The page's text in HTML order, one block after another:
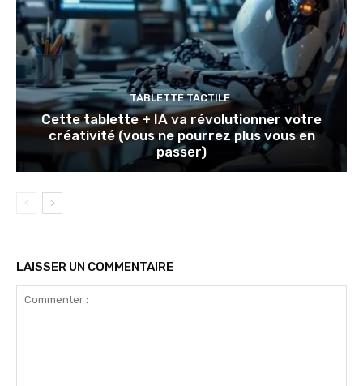
TABLETTE TACTILE
Cette tablette + IA va révolutionner votre
créativité (vous ne pourrez plus vous en
passer)
LAISSER UN COMMENTAIRE